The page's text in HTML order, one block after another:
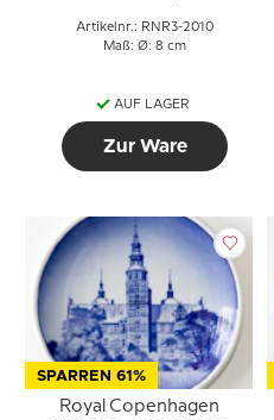
Artikelnr.: RNR3-2010
Maß: Ø: 8 cm
AUF LAGER
Zur Ware
SPARREN 61%
Royal Copenhagen